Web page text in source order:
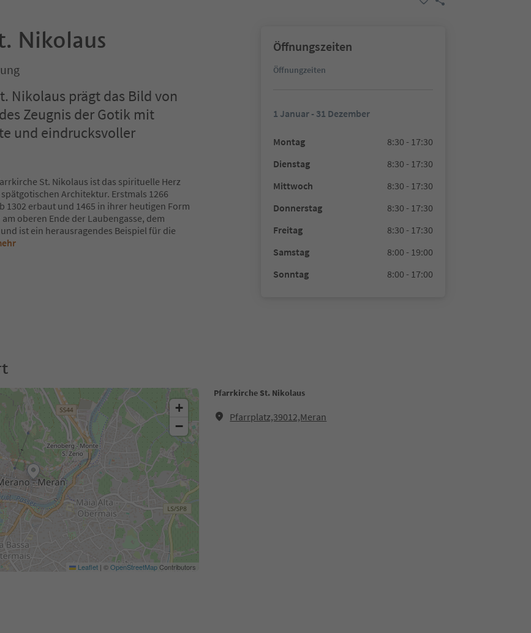
Nikolaus
Nikolaus prägt das Bild von
Zeugnis der Gotik mit
und eindrucksvoller
St. Nikolaus ist das spirituelle Herz
Architektur. Erstmals 1266
1302 erbaut und 1465 in ihrer heutigen Form
oberen Ende der Laubengasse, dem
ist ein herausragendes Beispiel für die
Öffnungszeiten
Öffnungzeiten
1 Januar - 31 Dezember
Montag
8:30 - 17:30
Dienstag
8:30 - 17:30
Mittwoch
8:30 - 17:30
Donnerstag
8:30 - 17:30
Freitag
8:30 - 17:30
Samstag
8:00 - 19:00
Sonntag
8:00 - 17:00
Pfarrkirche St. Nikolaus
Pfarrplatz,39012,Meran
+
−
Leaflet | ©OpenStreetMapContributors